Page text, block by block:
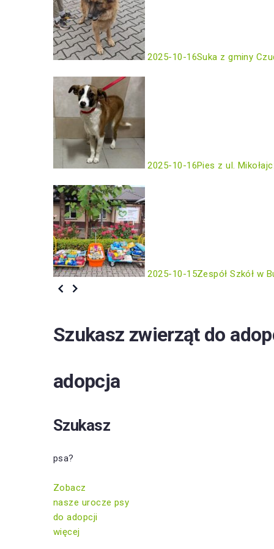
2025-10-16Suka z gminy
2025-10-16Pies z ul.
2025-10-15Zespół Szkół w
Szukasz zwierząt do
adopcja
Szukasz
psa?
Zobacz
nasze urocze psy
do adopcji
więcej